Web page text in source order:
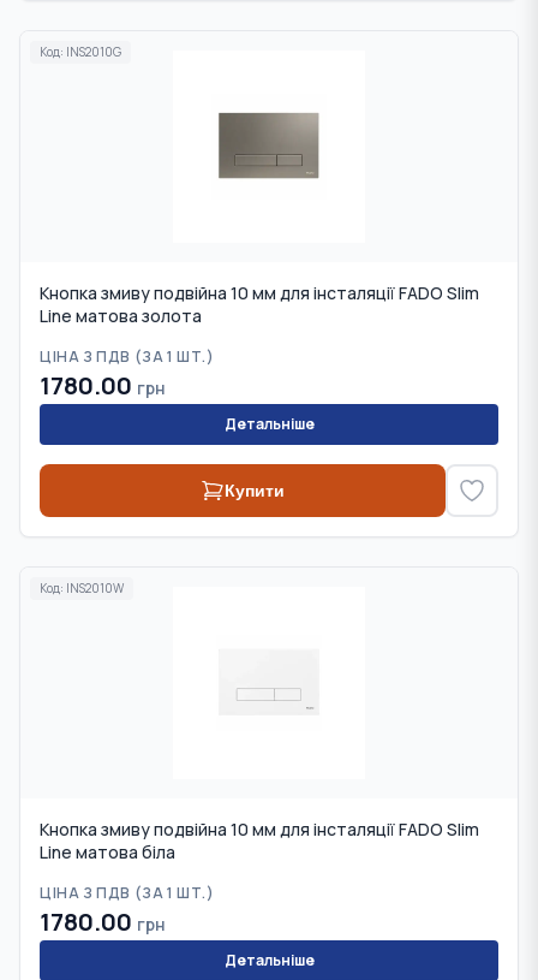
Код: INS2010G
Кнопка змиву подвійна 10 мм для інсталяції FADO Slim
Line матова золота
ЦІНА З ПДВ (ЗА 1 ШТ.)
1780.00 грн
Детальніше
Купити
Код: INS2010W
Кнопка змиву подвійна 10 мм для інсталяції FADO Slim
Line матова біла
ЦІНА З ПДВ (ЗА 1 ШТ.)
1780.00 грн
Детальніше